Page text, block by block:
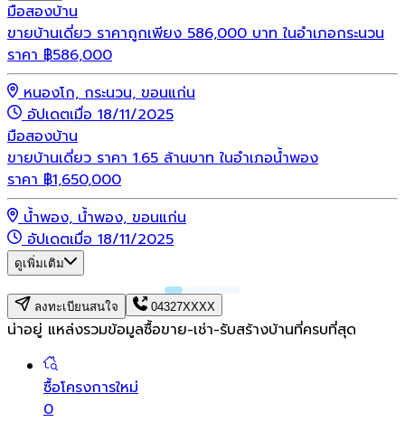
มือสองบ้าน
ขายบ้านเดี่ยว ราคาถูกเพียง 586,000 บาท ในอำเภอกระนวน
ราคา ฿586,000
หนองโก, กระนวน, ขอนแก่น
อัปเดตเมื่อ 18/11/2025
มือสองบ้าน
ขายบ้านเดี่ยว ราคา 1.65 ล้านบาท ในอำเภอน้ำพอง
ราคา ฿1,650,000
น้ำพอง, น้ำพอง, ขอนแก่น
อัปเดตเมื่อ 18/11/2025
ดูเพิ่มเติม
ลงทะเบียนสนใจ 04327XXXX
น่าอยู่ แหล่งรวมข้อมูลซื้อขาย-เช่า-รับสร้างบ้านที่ครบที่สุด
ซื้อโครงการใหม่
0